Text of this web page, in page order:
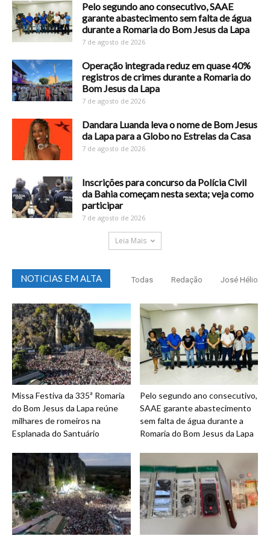
Pelo segundo ano consecutivo, SAAE
garante abastecimento sem falta de água
durante a Romaria do Bom Jesus da Lapa
7 de agosto de 2026
Operação integrada reduz em quase 40%
registros de crimes durante a Romaria do
Bom Jesus da Lapa
7 de agosto de 2026
Dandara Luanda leva o nome de Bom Jesus
da Lapa para a Globo no Estrelas da Casa
7 de agosto de 2026
Inscrições para concurso da Polícia Civil
da Bahia começam nesta sexta; veja como
participar
7 de agosto de 2026
Leia Mais
NOTICIAS EM ALTA Todas Redação José Hélio
Missa Festiva da 335ª Romaria
do Bom Jesus da Lapa reúne
milhares de romeiros na
Esplanada do Santuário
Pelo segundo ano consecutivo,
SAAE garante abastecimento
sem falta de água durante a
Romaria do Bom Jesus da Lapa